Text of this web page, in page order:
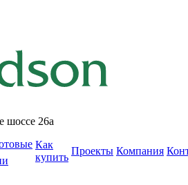
шоссе 26а
Как
купить
Проекты Компания